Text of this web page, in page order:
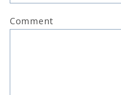
Comment